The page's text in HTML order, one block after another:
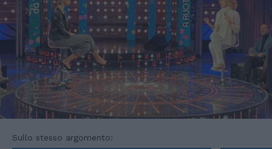
Sullo stesso argomento: